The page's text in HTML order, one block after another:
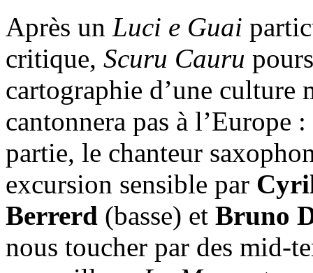
Après un Luci e Guai
critique, Scuru Cauru
cartographie d’une culture
cantonnera pas à l’Europe
partie, le chanteur
excursion sensible par
Berrerd (basse) et Bruno
nous toucher par des mid-